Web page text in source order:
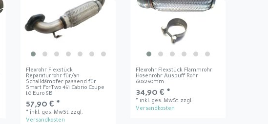
Flexrohr Flexstück
Reparaturrohr für/an
Schalldämpfer passend für
Smart ForTwo 451 Cabrio Coupe
1.0 Euro 5B
57,90 € *
* inkl. ges. MwSt. zzgl.
Versandkosten
Flexrohr Flexstück Flammrohr
Hosenrohr Auspuff Rohr
60x250mm
34,90 € *
* inkl. ges. MwSt. zzgl.
Versandkosten